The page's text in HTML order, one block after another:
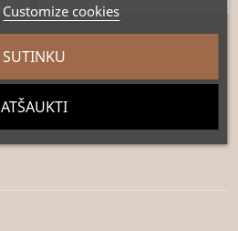
Customize cookies
ATŠAUKTI
SUTINKU